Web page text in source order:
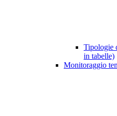
Tipologie
in tabelle)
Monitoraggio